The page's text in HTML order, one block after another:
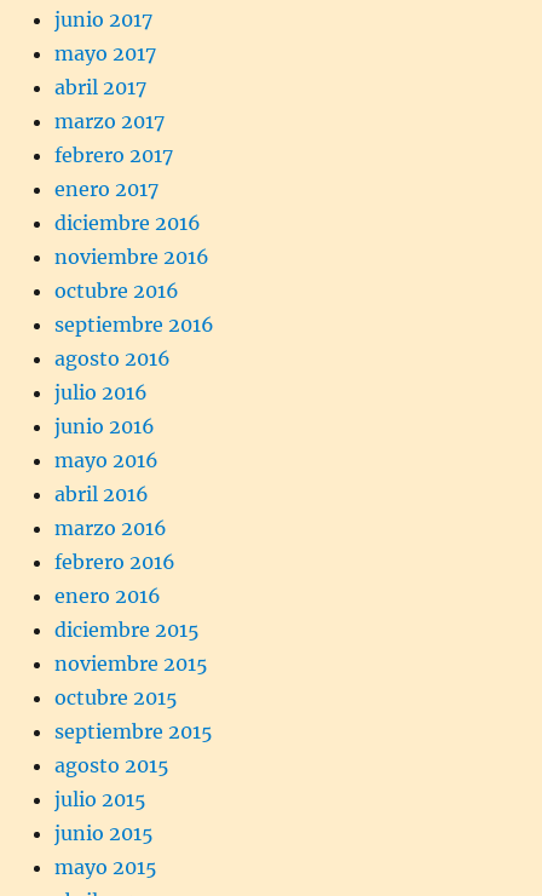
junio 2017
mayo 2017
abril 2017
marzo 2017
febrero 2017
enero 2017
diciembre 2016
noviembre 2016
octubre 2016
septiembre 2016
agosto 2016
julio 2016
junio 2016
mayo 2016
abril 2016
marzo 2016
febrero 2016
enero 2016
diciembre 2015
noviembre 2015
octubre 2015
septiembre 2015
agosto 2015
julio 2015
junio 2015
mayo 2015